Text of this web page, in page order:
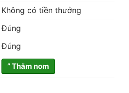
Không có tiền thưởng
Đúng
Đúng
” Thăm nom